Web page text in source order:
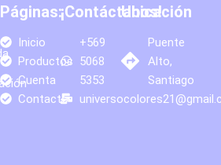
Páginas:
Inicio
Productos
Cuenta
Contacto
¡Contáctanos!
+569
5068
5353
Ubicación
Puente
Alto,
Santiago